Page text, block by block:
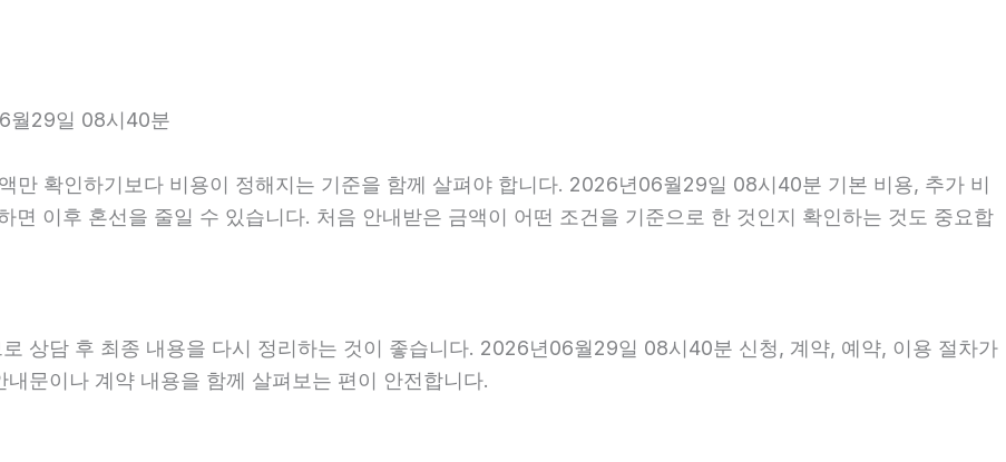
월29일 08시40분
만 확인하기보다 비용이 정해지는 기준을 함께 살펴야 합니다. 2026년06월29일 08시40분 기본 비용, 추가 비
면 이후 혼선을 줄일 수 있습니다. 처음 안내받은 금액이 어떤 조건을 기준으로 한 것인지 확인하는 것도 중요합
상담 후 최종 내용을 다시 정리하는 것이 좋습니다. 2026년06월29일 08시40분 신청, 계약, 예약, 이용 절차가
문이나 계약 내용을 함께 살펴보는 편이 안전합니다.